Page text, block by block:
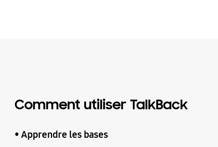
Comment utiliser TalkBack
• Apprendre les bases